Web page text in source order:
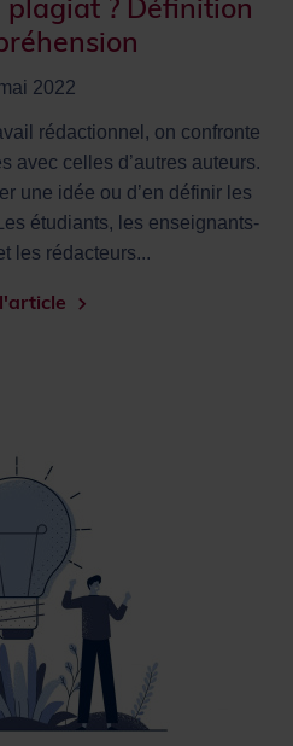
plagiat ? Définition
2022
rédactionnel, on confronte
avec celles d’autres auteurs.
une idée ou d’en définir les
étudiants, les enseignants-
les rédacteurs...